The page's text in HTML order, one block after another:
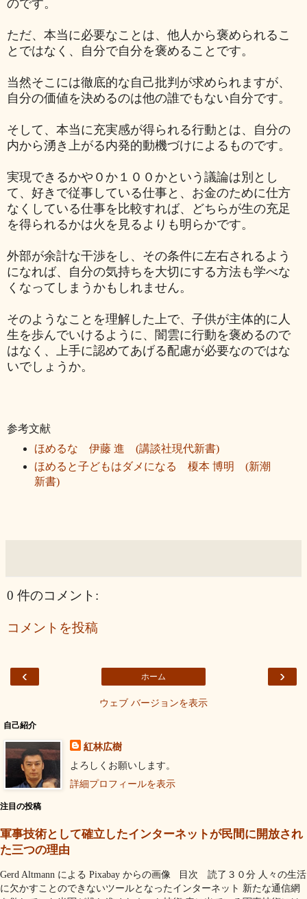
のです。
ただ、本当に必要なことは、他人から褒められるこ
とではなく、自分で自分を褒めることです。
当然そこには徹底的な自己批判が求められますが、
自分の価値を決めるのは他の誰でもない自分です。
そして、本当に充実感が得られる行動とは、自分の
内から湧き上がる内発的動機づけによるものです。
実現できるかや０か１００かという議論は別とし
て、好きで従事している仕事と、お金のために仕方
なくしている仕事を比較すれば、どちらが生の充足
を得られるかは火を見るよりも明らかです。
外部が余計な干渉をし、その条件に左右されるよう
になれば、自分の気持ちを大切にする方法も学べな
くなってしまうかもしれません。
そのようなことを理解した上で、子供が主体的に人
生を歩んでいけるように、 闇雲に行動を褒めるので
はなく、上手に認めてあげる配慮が必要なのではな
いでしょうか。
参考文献
ほめるな 伊藤 進 (講談社現代新書)
ほめると子どもはダメになる 榎本 博明 (新潮
新書)
0 件のコメント:
コメントを投稿
‹ ›
ホーム
ウェブ バージョンを表示
自己紹介
紅林広樹
よろしくお願いします。
詳細プロフィールを表示
注目の投稿
軍事技術として確立したインターネットが民間に開放され
た三つの理由
Gerd Altmann による Pixabay からの画像 目次 読了３０分 人々の生活
に欠かすことのできないツールとなったインターネット 新たな通信網